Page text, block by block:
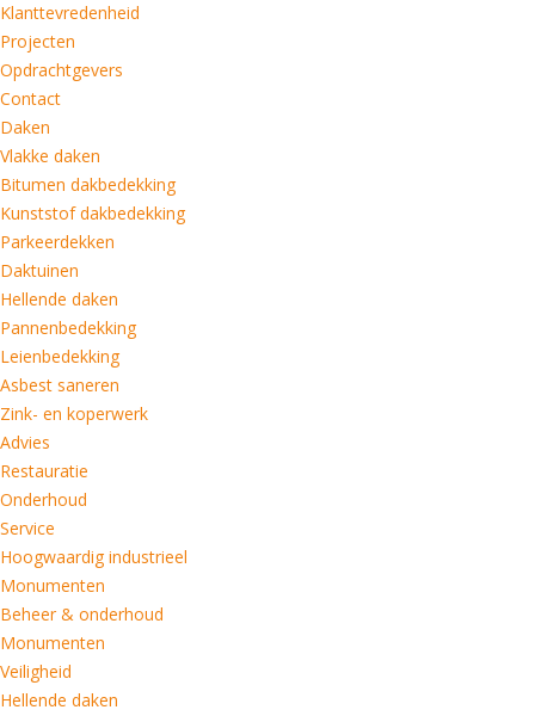
Klanttevredenheid
Projecten
Opdrachtgevers
Contact
Daken
Vlakke daken
Bitumen dakbedekking
Kunststof dakbedekking
Parkeerdekken
Daktuinen
Hellende daken
Pannenbedekking
Leienbedekking
Asbest saneren
Zink- en koperwerk
Advies
Restauratie
Onderhoud
Service
Hoogwaardig industrieel
Monumenten
Beheer & onderhoud
Monumenten
Veiligheid
Hellende daken